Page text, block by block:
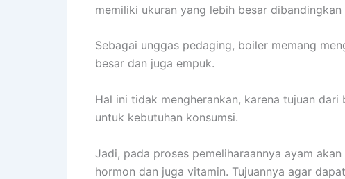
memiliki ukuran yang lebih besar dibandingkan
Sebagai unggas pedaging, boiler memang
besar dan juga empuk.
Hal ini tidak mengherankan, karena tujuan
untuk kebutuhan konsumsi.
Jadi, pada proses pemeliharaannya ayam
hormon dan juga vitamin. Tujuannya agar